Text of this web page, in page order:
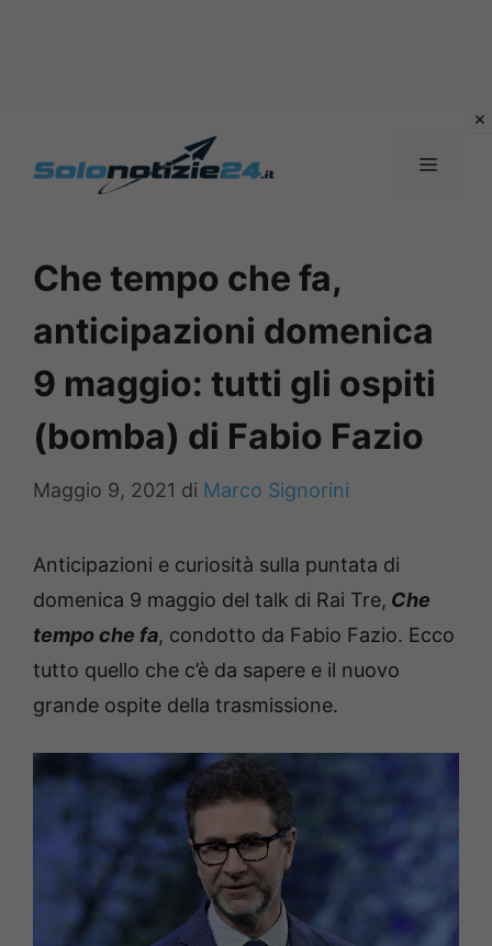
MENU
Che tempo che fa,
anticipazioni domenica
9 maggio: tutti gli ospiti
(bomba) di Fabio Fazio
Maggio 9, 2021 di Marco Signorini
Anticipazioni e curiosità sulla puntata di
domenica 9 maggio del talk di Rai Tre, Che
tempo che fa, condotto da Fabio Fazio. Ecco
tutto quello che c’è da sapere e il nuovo
grande ospite della trasmissione.